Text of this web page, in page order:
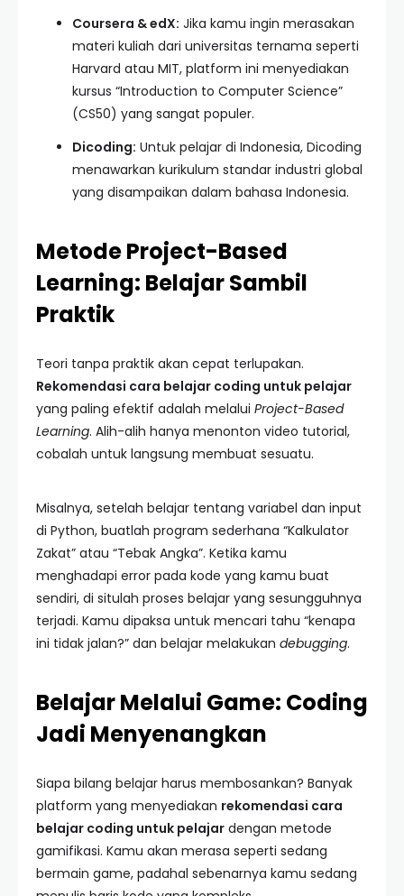
Coursera & edX: Jika kamu ingin merasakan
materi kuliah dari universitas ternama seperti
Harvard atau MIT, platform ini menyediakan
kursus “Introduction to Computer Science”
(CS50) yang sangat populer.
Dicoding: Untuk pelajar di Indonesia, Dicoding
menawarkan kurikulum standar industri global
yang disampaikan dalam bahasa Indonesia.
Metode Project-Based
Learning: Belajar Sambil
Praktik
Teori tanpa praktik akan cepat terlupakan.
Rekomendasi cara belajar coding untuk pelajar
yang paling efektif adalah melalui Project-Based
Learning. Alih-alih hanya menonton video tutorial,
cobalah untuk langsung membuat sesuatu.
Misalnya, setelah belajar tentang variabel dan input
di Python, buatlah program sederhana “Kalkulator
Zakat” atau “Tebak Angka”. Ketika kamu
menghadapi error pada kode yang kamu buat
sendiri, di situlah proses belajar yang sesungguhnya
terjadi. Kamu dipaksa untuk mencari tahu “kenapa
ini tidak jalan?” dan belajar melakukan debugging.
Belajar Melalui Game: Coding
Jadi Menyenangkan
Siapa bilang belajar harus membosankan? Banyak
platform yang menyediakan rekomendasi cara
belajar coding untuk pelajar dengan metode
gamifikasi. Kamu akan merasa seperti sedang
bermain game, padahal sebenarnya kamu sedang